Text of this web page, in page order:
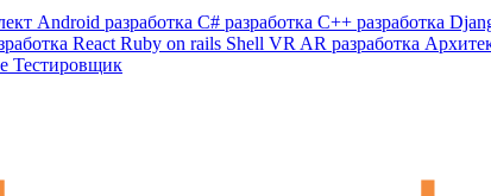
Android разработка C# разработка C++ разработка
React Ruby on rails Shell VR AR разработка
Тестировщик